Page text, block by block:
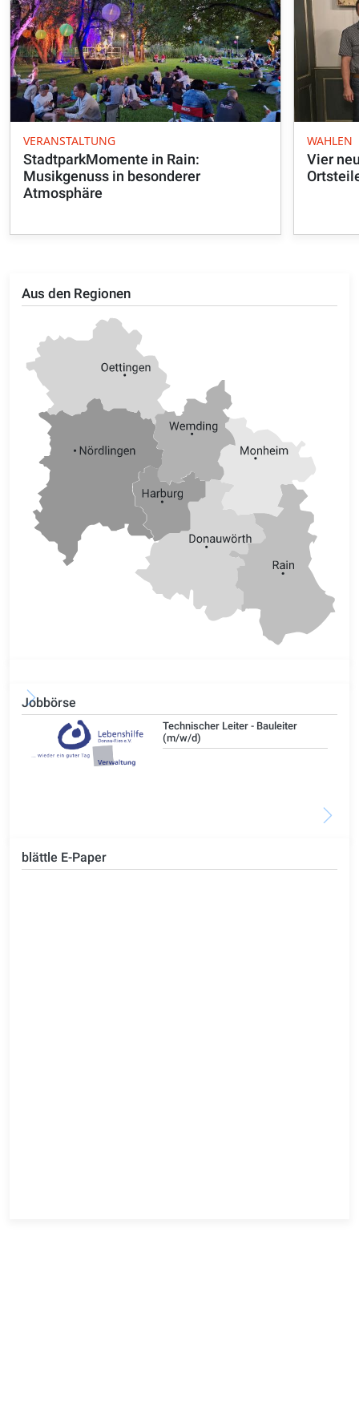
Aus den Regionen
Jobbörse
Technischer Leiter - Bauleiter
(m/w/d)
blättle E-Paper
VERANSTALTUNG
StadtparkMomente in Rain:
Musikgenuss in besonderer
Atmosphäre
WAHLEN
Vier